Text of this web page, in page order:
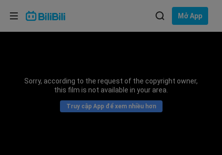
Mở App
Sorry, according to the request of the copyright owner,
this film is not available in your area.
Truy cập App để xem nhiều hơn
Lựa chọn ngôn ngữ
Bahasa Indonesia